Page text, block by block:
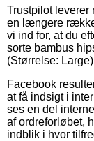
Trustpilot leverer
en længere
vi ind for, at du
sorte bambus
(Størrelse:
Facebook
at få indsigt i
ses en del
af ordreforløbet,
indblik i hvor